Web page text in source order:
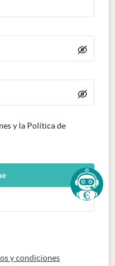
y la Política de
pestaña
y condicionesabre en nueva